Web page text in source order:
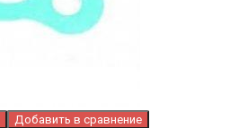
Добавить в сравнение